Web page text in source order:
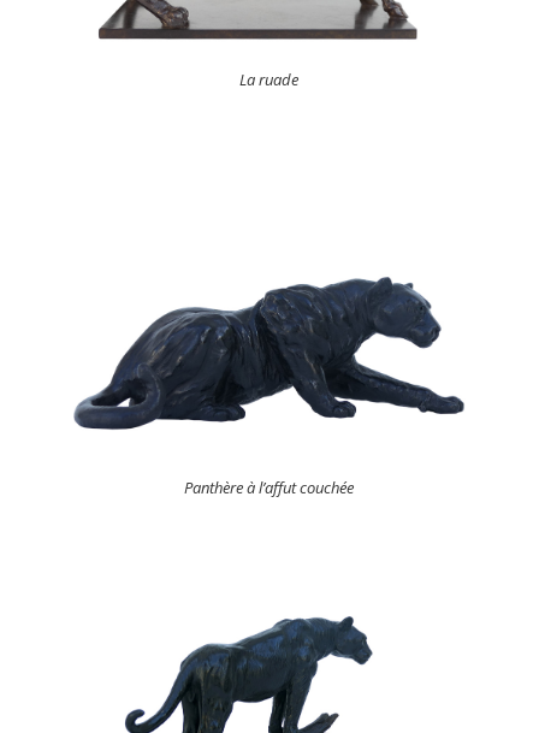
La ruade
Panthère à l’affut couchée